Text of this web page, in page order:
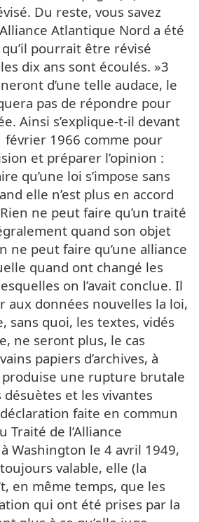
Du reste, vous savez
Atlantique Nord a été
pourrait être révisé
dix ans sont écoulés. »3
d’une telle audace, le
pas de répondre pour
Ainsi s’explique-t-il devant
février 1966 comme pour
et préparer l’opinion :
qu’une loi s’impose sans
elle n’est plus en accord
ne peut faire qu’un traité
quand son objet
ne peut faire qu’une alliance
quand ont changé les
on l’avait conclue. Il
aux données nouvelles la loi,
sans quoi, les textes, vidés
ne seront plus, le cas
papiers d’archives, à
une rupture brutale
et les vivantes
faite en commun
Traité de l’Alliance
Washington le 4 avril 1949,
valable, elle (la
en même temps, que les
qui ont été prises par la